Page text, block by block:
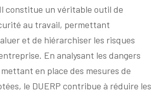
constitue un véritable outil de
au travail, permettant
et de hiérarchiser les risques
En analysant les dangers
en place des mesures de
le DUERP contribue à réduire les